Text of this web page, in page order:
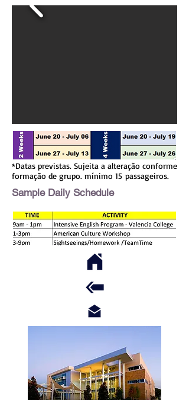
*Datas previstas. Sujeita a alteração conforme
formação de grupo. mínimo 15 passageiros.
Sample Daily Schedule